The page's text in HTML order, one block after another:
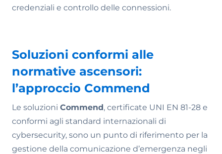
credenziali e controllo delle connessioni.
Soluzioni conformi alle
normative ascensori:
l’approccio Commend
Le soluzioni Commend, certificate UNI EN 81-28 e
conformi agli standard internazionali di
cybersecurity, sono un punto di riferimento per la
gestione della comunicazione d’emergenza negli